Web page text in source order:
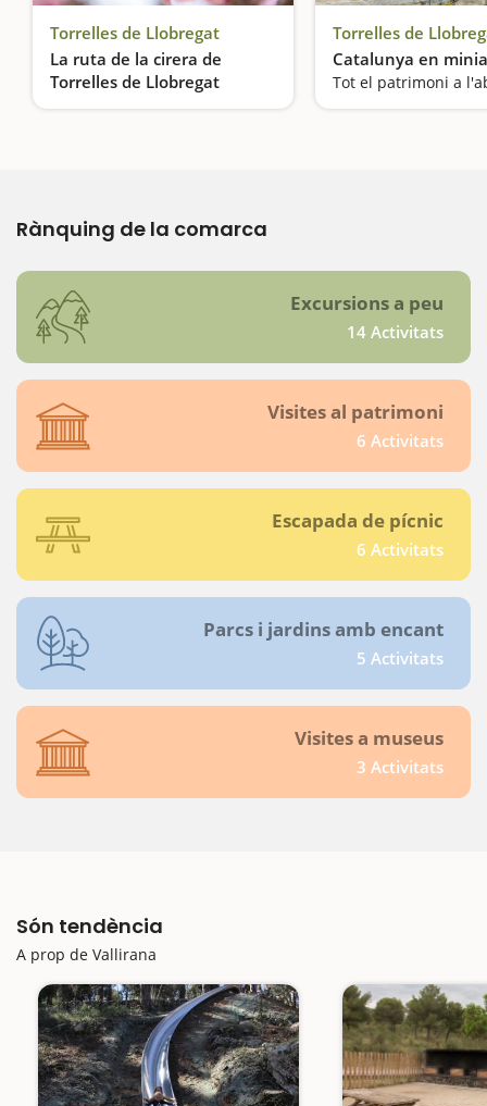
Torrelles de Llobregat
La ruta de la cirera de
Torrelles de Llobregat
Terra de cirerers
Torrelles de
Catalunya en
Tot el patrimoni a
Rànquing de la comarca
Excursions a peu
14 Activitats
Visites al patrimoni
6 Activitats
Escapada de pícnic
6 Activitats
Parcs i jardins amb encant
5 Activitats
Visites a museus
3 Activitats
Són tendència
A prop de Vallirana